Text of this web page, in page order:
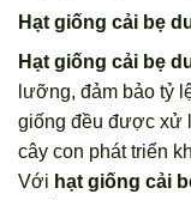
Hạt giống cải bẹ
Hạt giống cải bẹ
lưỡng, đảm bảo tỷ
giống đều được xử
cây con phát triển
Với hạt giống cải